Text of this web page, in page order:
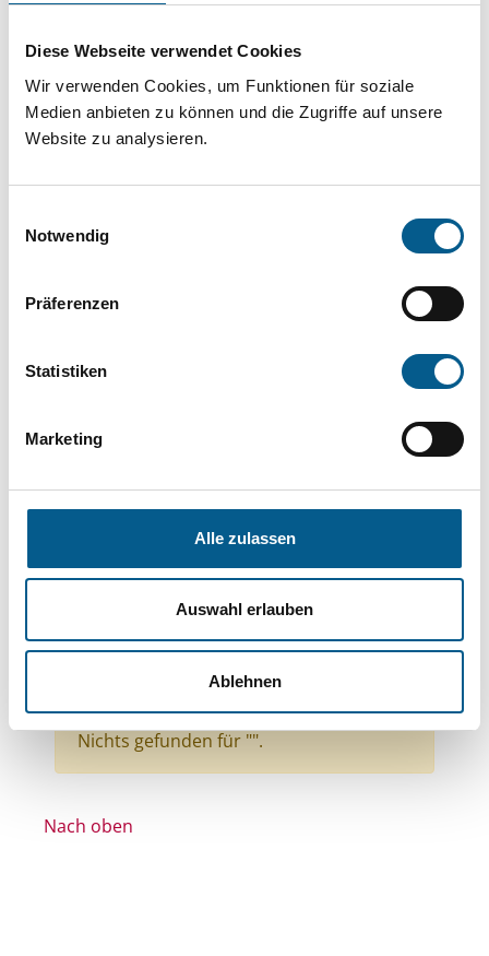
Diese Webseite verwendet Cookies
Wir verwenden Cookies, um Funktionen für soziale
Medien anbieten zu können und die Zugriffe auf unsere
Website zu analysieren.
Notwendig
Präferenzen
Statistiken
Marketing
Alle zulassen
Auswahl erlauben
Ablehnen
Stiftungsdatenbank recherchieren. Bei der
Suche bitte die Groß- und Kleinschreibung
beachten.
können durch die Wahl von Bereichen oder
Suchen
Themen: Seniorinnen, Senioren & Pflege
Themen: Natur- & Umweltschutz
Themen: Kunst & Kultur
Themen: Denkmalschutz
Themen: Gesundheitswesen
Alle Filter entfernen
Nichts gefunden für "".
Nach oben